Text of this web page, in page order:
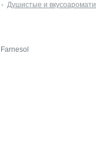
- Душистые и
Farnesol